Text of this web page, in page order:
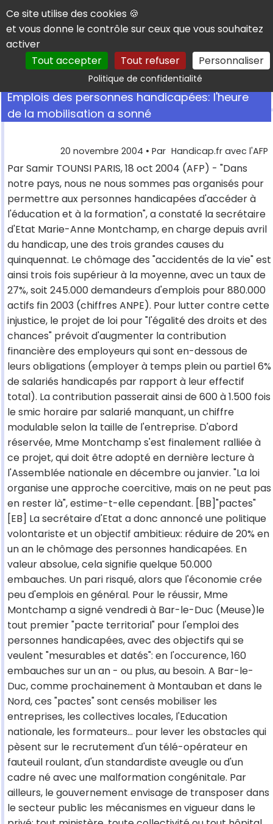
Panneau de gestion des cookies
Ce site utilise des cookies 🍪
et vous donne le contrôle sur ceux que vous souhaitez
activer
Tout accepter
Tout refuser Personnaliser
Politique de confidentialitéRechercher
Emplois des personnes handicapées: l'heure
de la mobilisation a sonné
20 novembre 2004 • Par Handicap.fr avec l'AFP
Par Samir TOUNSI PARIS, 18 oct 2004 (AFP) - "Dans
notre pays, nous ne nous sommes pas organisés pour
permettre aux personnes handicapées d'accéder à
l'éducation et à la formation", a constaté la secrétaire
d'Etat Marie-Anne Montchamp, en charge depuis avril
du handicap, une des trois grandes causes du
quinquennat. Le chômage des "accidentés de la vie" est
ainsi trois fois supérieur à la moyenne, avec un taux de
27%, soit 245.000 demandeurs d'emplois pour 880.000
actifs fin 2003 (chiffres ANPE). Pour lutter contre cette
injustice, le projet de loi pour "l'égalité des droits et des
chances" prévoit d'augmenter la contribution
financière des employeurs qui sont en-dessous de
leurs obligations (employer à temps plein ou partiel 6%
de salariés handicapés par rapport à leur effectif
total). La contribution passerait ainsi de 600 à 1.500 fois
le smic horaire par salarié manquant, un chiffre
modulable selon la taille de l'entreprise. D'abord
réservée, Mme Montchamp s'est finalement ralliée à
ce projet, qui doit être adopté en dernière lecture à
l'Assemblée nationale en décembre ou janvier. "La loi
organise une approche coercitive, mais on ne peut pas
en rester là", estime-t-elle cependant. [BB]"pactes"
[EB] La secrétaire d'Etat a donc annoncé une politique
volontariste et un objectif ambitieux: réduire de 20% en
un an le chômage des personnes handicapées. En
valeur absolue, cela signifie quelque 50.000
embauches. Un pari risqué, alors que l'économie crée
peu d'emplois en général. Pour le réussir, Mme
Montchamp a signé vendredi à Bar-le-Duc (Meuse)le
tout premier "pacte territorial" pour l'emploi des
personnes handicapées, avec des objectifs qui se
veulent "mesurables et datés": en l'occurence, 160
embauches sur un an - ou plus, au besoin. A Bar-le-
Duc, comme prochainement à Montauban et dans le
Nord, ces "pactes" sont censés mobiliser les
entreprises, les collectives locales, l'Education
nationale, les formateurs... pour lever les obstacles qui
pèsent sur le recrutement d'un télé-opérateur en
fauteuil roulant, d'un standardiste aveugle ou d'un
cadre né avec une malformation congénitale. Par
ailleurs, le gouvernement envisage de transposer dans
le secteur public les mécanismes en vigueur dans le